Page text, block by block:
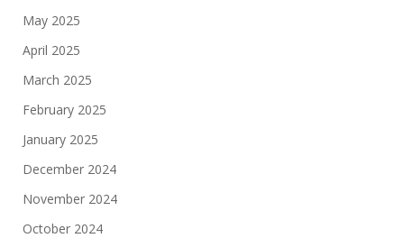
May 2025
April 2025
March 2025
February 2025
January 2025
December 2024
November 2024
October 2024